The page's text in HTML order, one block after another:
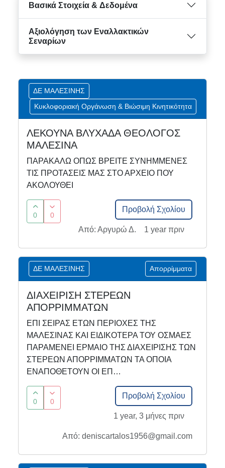
Βασικά Στοιχεία & Δεδομένα
Αξιολόγηση των Εναλλακτικών
Σεναρίων
ΔΕ ΜΑΛΕΣΙΝΗΣ
Κυκλοφοριακή Οργάνωση & Βιώσιμη Κινητικότητα
ΛΕΚΟΥΝΑ ΒΛΥΧΑΔΑ ΘΕΟΛΟΓΟΣ
ΜΑΛΕΣΙΝΑ
ΠΑΡΑΚΑΛΩ ΟΠΩΣ ΒΡΕΙΤΕ ΣΥΝΗΜΜΕΝΕΣ
ΤΙΣ ΠΡΟΤΑΣΕΙΣ ΜΑΣ ΣΤΟ ΑΡΧΕΙΟ ΠΟΥ
ΑΚΟΛΟΥΘΕΙ
0 0
Προβολή Σχολίου
1 year πριν
Από: Αργυρώ Δ.
ΔΕ ΜΑΛΕΣΙΝΗΣ Απορρίμματα
ΔΙΑΧΕΙΡΙΣΗ ΣΤΕΡΕΩΝ
ΑΠΟΡΡΙΜΜΑΤΩΝ
ΕΠΙ ΣΕΙΡΑΣ ΕΤΩΝ ΠΕΡΙΟΧΕΣ ΤΗΣ
ΜΑΛΕΣΙΝΑΣ ΚΑΙ ΕΙΔΙΚΟΤΕΡΑ ΤΟΥ ΟΣΜΑΕΣ
ΠΑΡΑΜΕΝΕΙ ΕΡΜΑΙΟ ΤΗΣ ΔΙΑΧΕΙΡΙΣΗΣ ΤΩΝ
ΣΤΕΡΕΩΝ ΑΠΟΡΡΙΜΜΑΤΩΝ ΤΑ ΟΠΟΙΑ
ΕΝΑΠΟΘΕΤΟΥΝ ΟΙ ΕΠ…
0 0
Προβολή Σχολίου
1 year, 3 μήνες πριν
Από: deniscartalos1956@gmail.com